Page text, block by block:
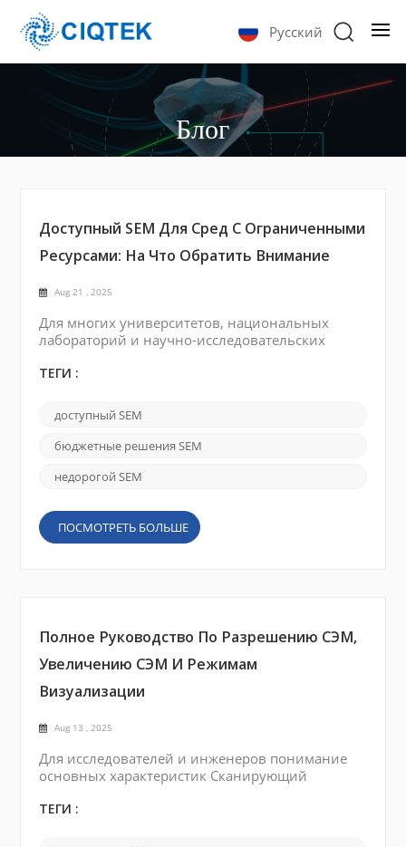
Русский
Блог
Доступный SEM Для Сред С Ограниченными
Ресурсами: На Что Обратить Внимание
Aug 21 , 2025
Для многих университетов, национальных
лабораторий и научно-исследовательских
Средний Восток , доступ к передовым научным
инфраструктура и проблемы технического
обслуживания. Сканирующие электронные
микроскопы (СЭМ) являются важнейшими
жизни и образования, но традиционные
ТЕГИ :
доступный SEM
бюджетные решения SEM
недорогой SEM
ПОСМОТРЕТЬ БОЛЬШЕ
Полное Руководство По Разрешению СЭМ,
Увеличению СЭМ И Режимам
Визуализации
Aug 13 , 2025
Для исследователей и инженеров понимание
основных характеристик Сканирующий
для получения точных результатов. Среди
ТЕГИ :